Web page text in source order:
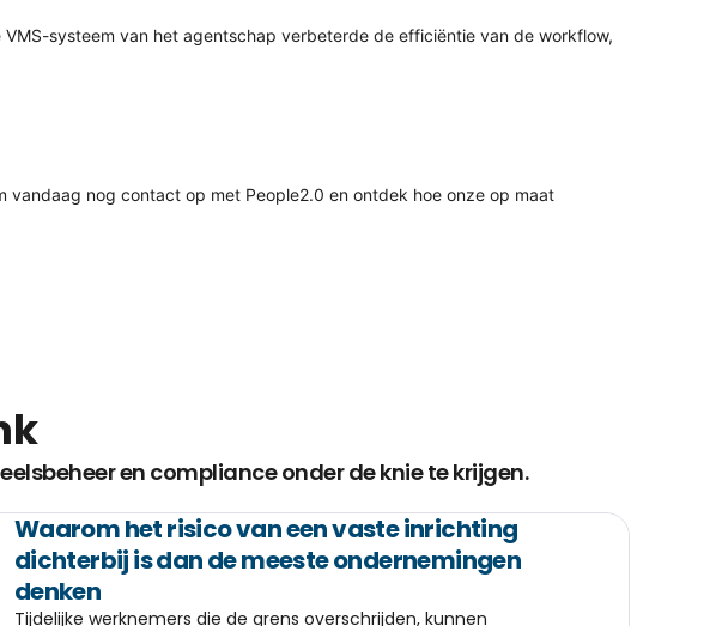
systeem van het agentschap verbeterde de efficiëntie van de workflow,
nog contact op met People2.0 en ontdek hoe onze op maat
en compliance onder de knie te krijgen.
Waarom het risico van een vaste inrichting
dichterbij is dan de meeste ondernemingen
denken
Tijdelijke werknemers die de grens overschrijden, kunnen